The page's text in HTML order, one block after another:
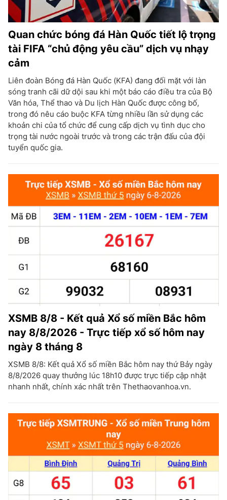
Quan chức bóng đá Hàn Quốc tiết lộ trọng
tài FIFA “chủ động yêu cầu” dịch vụ nhạy
cảm
Liên đoàn Bóng đá Hàn Quốc (KFA) đang đối mặt với làn
sóng tranh cãi dữ dội sau khi một báo cáo điều tra của Bộ
Văn hóa, Thể thao và Du lịch Hàn Quốc được công bố,
trong đó nêu cáo buộc KFA từng nhiều lần sử dụng các
khoản chi của tổ chức để cung cấp dịch vụ tình dục cho
trọng tài nước ngoài trước và trong các trận đấu của đội
tuyển quốc gia.
XSMB 8/8 - Kết quả Xổ số miền Bắc hôm
nay 8/8/2026 - Trực tiếp xổ số hôm nay
ngày 8 tháng 8
XSMB 8/8: Kết quả Xổ số miền Bắc hôm nay thứ Bảy ngày
8/8/2026 quay thưởng lúc 18h10 được trực tiếp cập nhật
nhanh nhất, chính xác nhất trên Thethaovanhoa.vn.